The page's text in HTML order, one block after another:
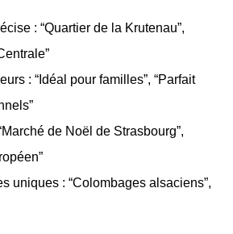
: “Quartier de la Krutenau”,
: “Idéal pour familles”, “Parfait
de Noël de Strasbourg”,
uniques : “Colombages alsaciens”,